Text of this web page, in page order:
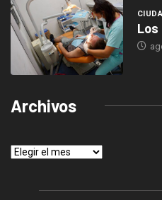
Los
Archivos
Archivos